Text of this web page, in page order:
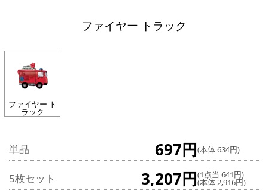
ファイヤー トラック
ファイヤー ト
ラック
単品 697円(本体 634円)
5枚セット 3,207円(1点当 641円)
(本体 2,916円)